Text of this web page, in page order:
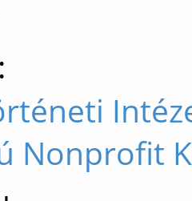
Nonprofit